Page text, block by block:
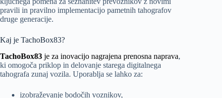
pravili in pravilno implementacijo pametnih tahografov
druge generacije.
Kaj je TachoBox83?
TachoBox83 je za inovacijo nagrajena prenosna naprava,
ki omogoča priklop in delovanje starega digitalnega
tahografa zunaj vozila. Uporablja se lahko za:
izobraževanje bodočih voznikov,